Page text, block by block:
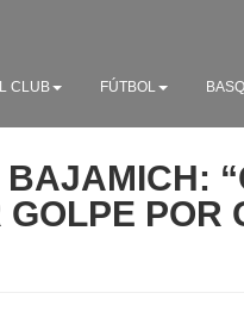
CLUB FÚTBOL
BAJAMICH:
GOLPE POR